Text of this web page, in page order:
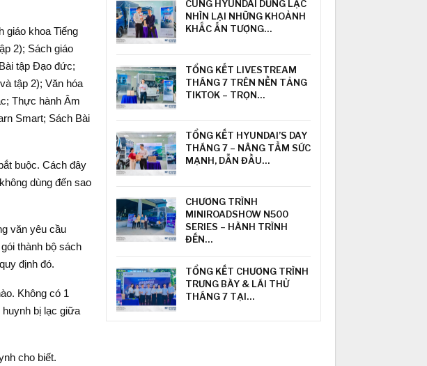
giáo khoa Tiếng
2); Sách giáo
tập Đạo đức;
tập 2); Văn hóa
Thực hành Âm
Smart; Sách Bài
buộc. Cách đây
dùng đến sao
văn yêu cầu
thành bộ sách
định đó.
Không có 1
huynh bị lạc giữa
cho biết.
CÙNG HYUNDAI DŨNG LẠC
NHÌN LẠI NHỮNG KHOẢNH
KHẮC ẤN TƯỢNG…
TỔNG KẾT LIVESTREAM
THÁNG 7 TRÊN NỀN TẢNG
TIKTOK – TRỌN…
TỔNG KẾT HYUNDAI’S DAY
THÁNG 7 – NÂNG TẦM SỨC
MẠNH, DẪN ĐẦU…
CHƯƠNG TRÌNH
MINIROADSHOW N500
SERIES – HÀNH TRÌNH
ĐẾN…
TỔNG KẾT CHƯƠNG TRÌNH
TRƯNG BÀY & LÁI THỬ
THÁNG 7 TẠI…